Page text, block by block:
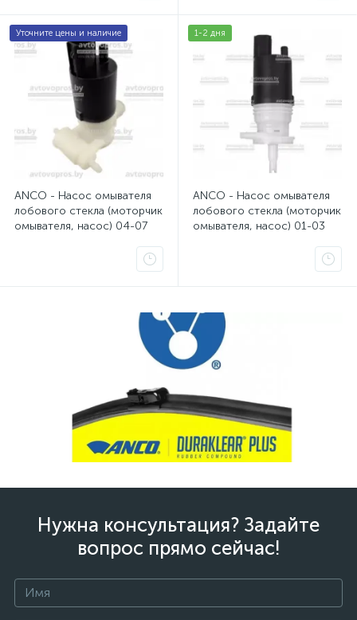
Уточните цены и наличие
ANCO - Насос омывателя
лобового стекла (моторчик
омывателя, насос) 04-07
1-2 дня
ANCO - Насос омывателя
лобового стекла (моторчик
омывателя, насос) 01-03
Нужна консультация? Задайте
вопрос прямо сейчас!